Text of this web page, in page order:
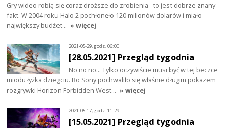
Gry wideo robią się coraz droższe do zrobienia - to jest dobrze znany
fakt. W 2004 roku Halo 2 pochłonęło 120 milionów dolarów i miało
największy budżet… » więcej
2021-05-29, godz. 06:00
[28.05.2021] Przegląd tygodnia
No no no... Tylko oczywiście musi być w tej beczce
miodu łyżka dziegciu. Bo Sony pochwaliło się właśnie długim pokazem
rozgrywki Horizon Forbidden West… » więcej
2021-05-17, godz. 11:29
[15.05.2021] Przegląd tygodnia